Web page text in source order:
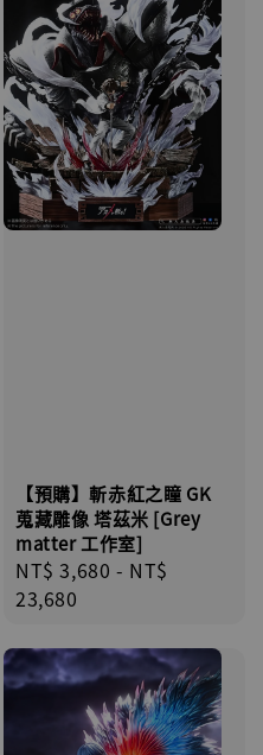
【預購】斬赤紅之瞳 GK
蒐藏雕像 塔茲米 [Grey
matter 工作室]
Regular
price
NT$ 3,680 - NT$
23,680